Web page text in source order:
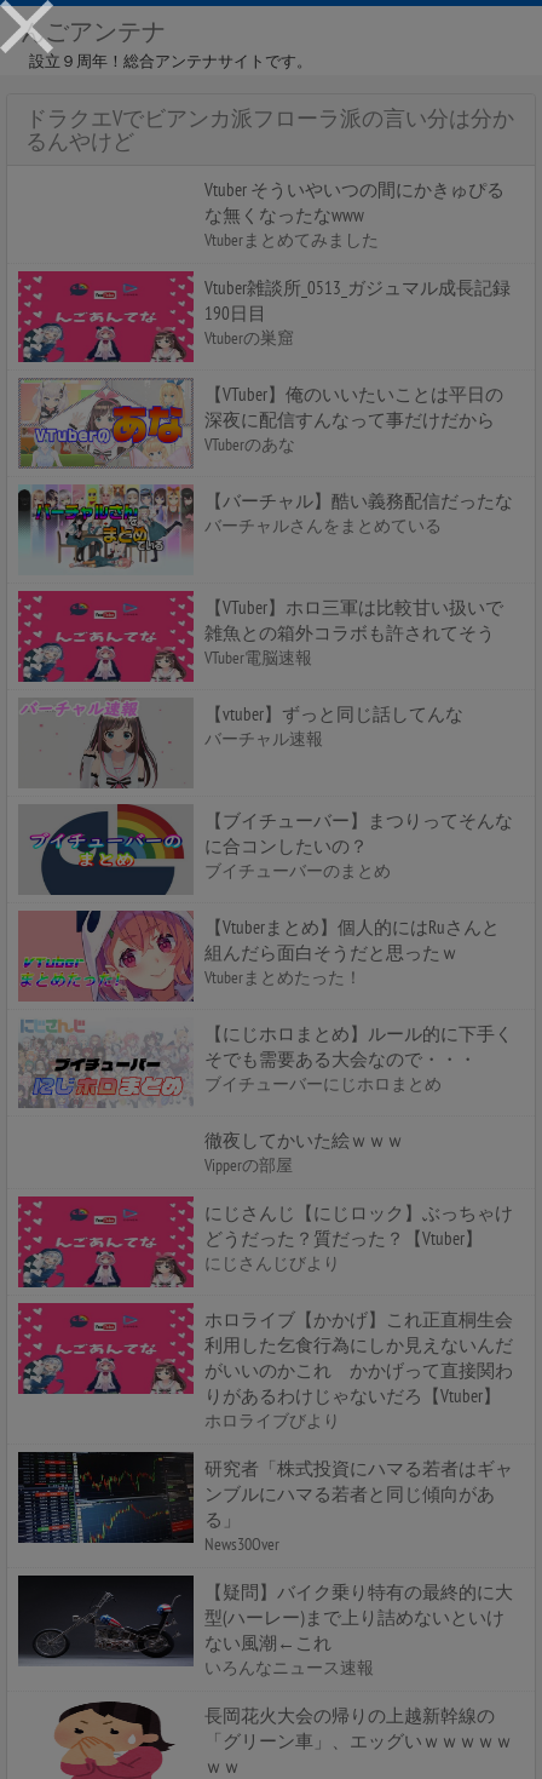
んごアンテナ
設立９周年！総合アンテナサイトです。
ドラクエVでビアンカ派フローラ派の言い分は分か
るんやけど
Vtuber そういやいつの間にかきゅぴる
な無くなったなwww
Vtuberまとめてみました
Vtuber雑談所_0513_ガジュマル成長記録
190日目
Vtuberの巣窟
【VTuber】俺のいいたいことは平日の
深夜に配信すんなって事だけだから
VTuberのあな
【バーチャル】酷い義務配信だったな
バーチャルさんをまとめている
【VTuber】ホロ三軍は比較甘い扱いで
雑魚との箱外コラボも許されてそう
VTuber電脳速報
【vtuber】ずっと同じ話してんな
バーチャル速報
【ブイチューバー】まつりってそんな
に合コンしたいの？
ブイチューバーのまとめ
【Vtuberまとめ】個人的にはRuさんと
組んだら面白そうだと思ったｗ
Vtuberまとめたった！
【にじホロまとめ】ルール的に下手く
そでも需要ある大会なので・・・
ブイチューバーにじホロまとめ
徹夜してかいた絵ｗｗｗ
Vipperの部屋
にじさんじ【にじロック】ぶっちゃけ
どうだった？質だった？【Vtuber】
にじさんじびより
ホロライブ【かかげ】これ正直桐生会
利用した乞食行為にしか見えないんだ
がいいのかこれ かかげって直接関わ
りがあるわけじゃないだろ【Vtuber】
ホロライブびより
研究者「株式投資にハマる若者はギャ
ンブルにハマる若者と同じ傾向があ
る」
News30Over
【疑問】バイク乗り特有の最終的に大
型(ハーレー)まで上り詰めないといけ
ない風潮←これ
いろんなニュース速報
長岡花火大会の帰りの上越新幹線の
「グリーン車」、エッグいｗｗｗｗｗ
ｗｗ